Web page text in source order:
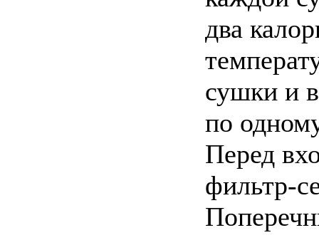
два
сушки и
по
Перед
фильтр-